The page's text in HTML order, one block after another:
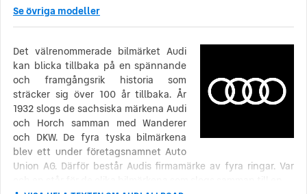
Se övriga modeller
Det välrenommerade bilmärket Audi
kan blicka tillbaka på en spännande
och framgångsrik historia som
sträcker sig över 100 år tillbaka. År
1932 slogs de sachsiska märkena Audi
och Horch samman med Wanderer
och DKW. De fyra tyska bilmärkena
blev ett under företagsnamnet Auto
Union AG. Därför består Audis firmamärke av fyra ringar. Var